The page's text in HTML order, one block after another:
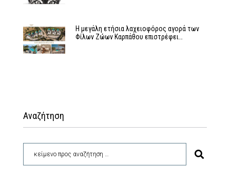
Η μεγάλη ετήσια λαχειοφόρος αγορά των
Φίλων Ζώων Καρπάθου επιστρέφει…
Αναζήτηση